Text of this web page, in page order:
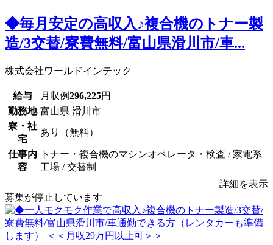
◆毎月安定の高収入♪複合機のトナー製
造/3交替/寮費無料/富山県滑川市/車...
株式会社ワールドインテック
給与 月収例296,225円
勤務地 富山県 滑川市
寮・社
宅
あり（無料）
仕事内
容
トナー・複合機のマシンオペレータ・検査 / 家電系
工場 / 交替制
詳細を表示
募集が停止しています